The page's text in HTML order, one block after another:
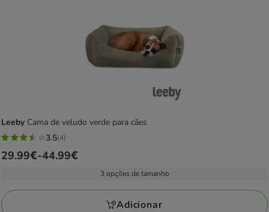
Leeby Cama de veludo verde para cães
3.5
estrelas
avaliações
3.5(4)
Preço
a
29.99€-44.99€
3 opções de tamanho
Adicionar